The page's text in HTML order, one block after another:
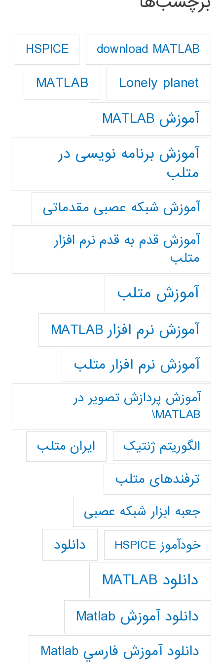
download MATLAB
HSPICE
Lonely planet
MATLAB
آموزش MATLAB
آموزش برنامه نویسی در
متلب
آموزش شبکه عصبی مقدماتی
آموزش قدم به قدم نرم افزار
متلب
آموزش متلب
آموزش نرم افزار MATLAB
آموزش نرم افزار متلب
آموزش پردازش تصوير در
MATLAB\
الگوریتم ژنتیک
ایران متلب
ترفندهای متلب
جعبه ابزار شبکه عصبی
خودآموز HSPICE دانلود
دانلود MATLAB
دانلود آموزش Matlab
دانلود آموزش فارسي Matlab